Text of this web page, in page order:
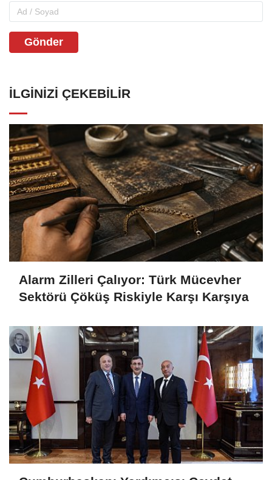
Gönder
İLGINIZI ÇEKEBILIR
Alarm Zilleri Çalıyor: Türk Mücevher
Sektörü Çöküş Riskiyle Karşı Karşıya